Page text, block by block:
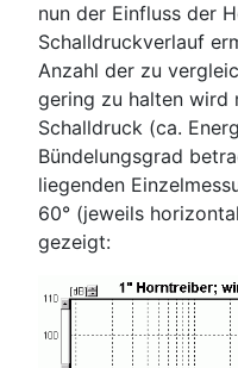
nun der Einfluss der
Schalldruckverlauf
Anzahl der zu
gering zu halten wird
Schalldruck (ca.
Bündelungsgrad
liegenden
60° (jeweils
gezeigt: